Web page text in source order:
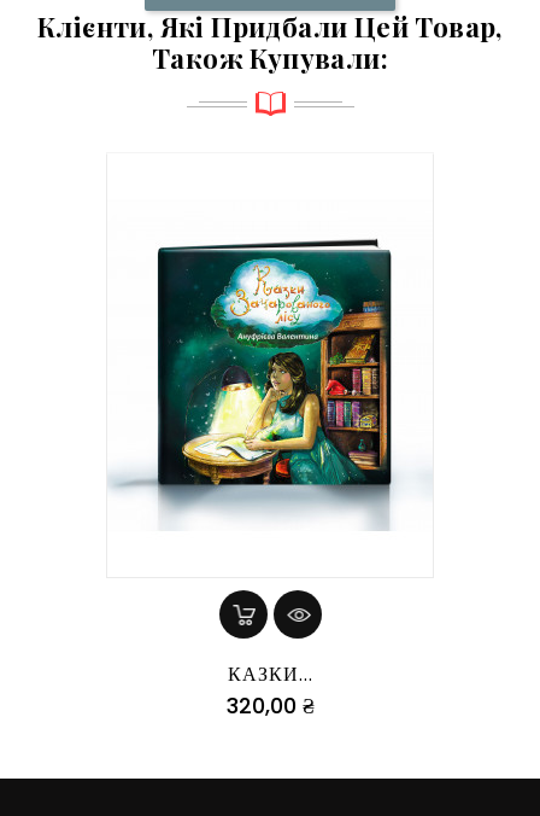
Клієнти, Які Придбали Цей Товар,
Також Купували:
КАЗКИ...
320,00 ₴Ціна